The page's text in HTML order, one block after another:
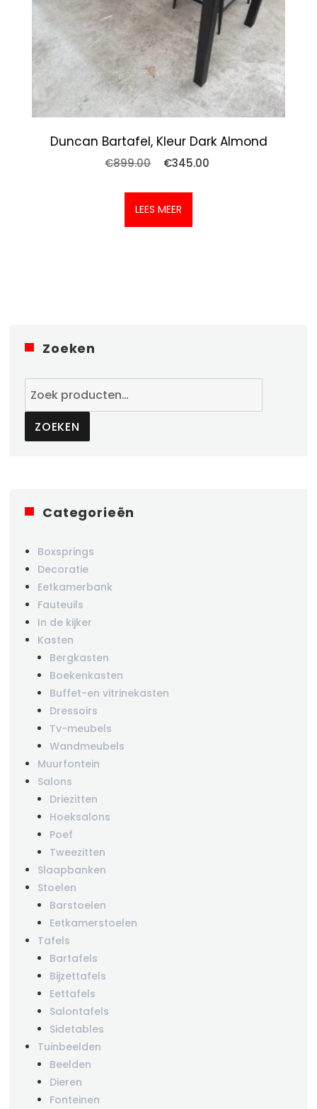
Duncan Bartafel, Kleur Dark Almond
€899.00
Oorspronkelijke
was:
€899.00.
€345.00
LEES MEER
Zoeken
ZOEKEN
Categorieën
Boxsprings
Decoratie
Eetkamerbank
Fauteuils
In de kijker
Kasten
Bergkasten
Boekenkasten
Buffet-en vitrinekasten
Dressoirs
Tv-meubels
Wandmeubels
Muurfontein
Salons
Driezitten
Hoeksalons
Poef
Tweezitten
Slaapbanken
Stoelen
Barstoelen
Eetkamerstoelen
Tafels
Bartafels
Bijzettafels
Eettafels
Salontafels
Sidetables
Tuinbeelden
Beelden
Dieren
Fonteinen